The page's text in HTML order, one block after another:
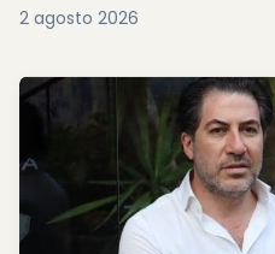
2 agosto 2026